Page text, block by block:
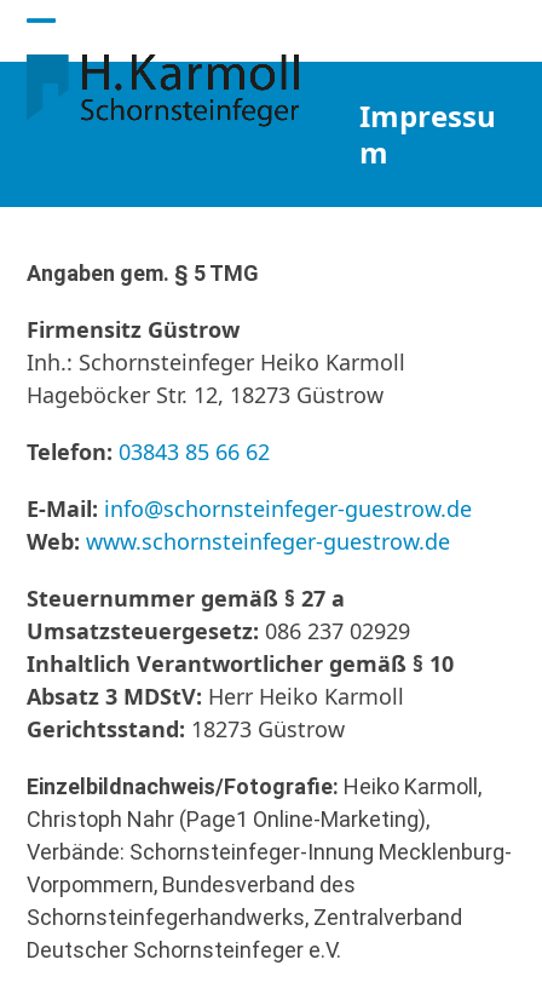
Skip
Open
mobile
menu
Close
mobile
menu
Impressu
m
Angaben gem. § 5 TMG
Firmensitz Güstrow
Inh.: Schornsteinfeger Heiko Karmoll
Hageböcker Str. 12, 18273 Güstrow
Telefon: 03843 85 66 62
E-Mail: info@schornsteinfeger-guestrow.de
Web: www.schornsteinfeger-guestrow.de
Steuernummer gemäß § 27 a
Umsatzsteuergesetz: 086 237 02929
Inhaltlich Verantwortlicher gemäß § 10
Absatz 3 MDStV: Herr Heiko Karmoll
Gerichtsstand: 18273 Güstrow
Einzelbildnachweis/Fotografie: Heiko Karmoll,
Christoph Nahr (Page1 Online-Marketing),
Verbände: Schornsteinfeger-Innung Mecklenburg-
Vorpommern, Bundesverband des
Schornsteinfegerhandwerks, Zentralverband
Deutscher Schornsteinfeger e.V.